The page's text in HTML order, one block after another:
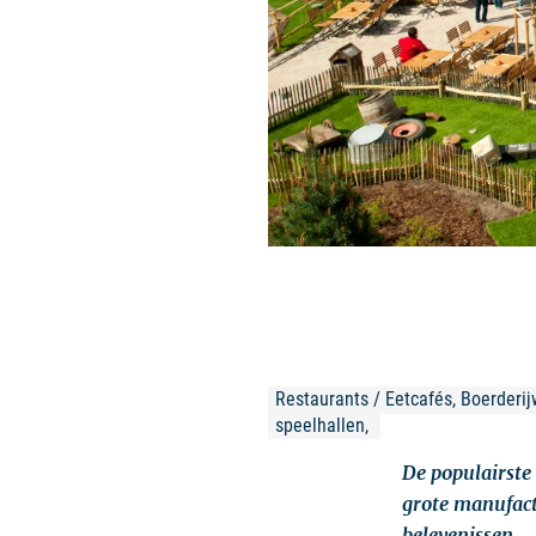
Restaurants / Eetcafés,
speelhallen,
De populairste
grote